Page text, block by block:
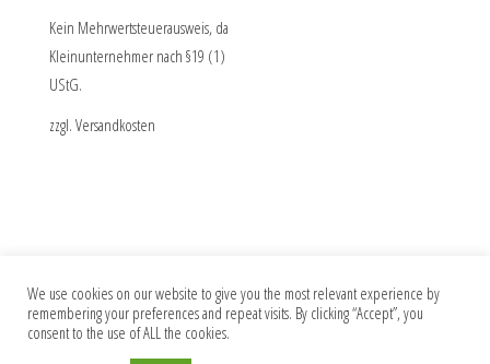
Kein Mehrwertsteuerausweis, da
Kleinunternehmer nach §19 (1)
UStG.
zzgl. Versandkosten
Impressum Datenschutz AGB
We use cookies on our website to give you the most relevant experience by
remembering your preferences and repeat visits. By clicking “Accept”, you
consent to the use of ALL the cookies.